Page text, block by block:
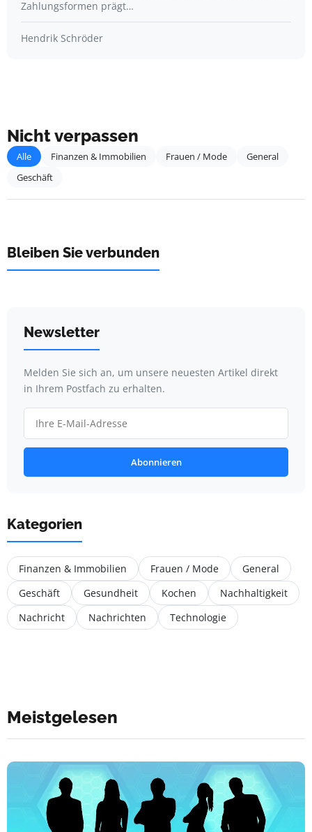
Zahlungsformen prägt…
Hendrik Schröder
Nicht verpassen
Alle Finanzen & Immobilien Frauen / Mode
General
Geschäft
Bleiben Sie verbunden
Newsletter
Melden Sie sich an, um unsere neuesten Artikel direkt
in Ihrem Postfach zu erhalten.
Abonnieren
Kategorien
Finanzen & Immobilien Frauen / Mode
General
Geschäft
Gesundheit Kochen
Nachhaltigkeit
Nachricht
Nachrichten Technologie
Meistgelesen